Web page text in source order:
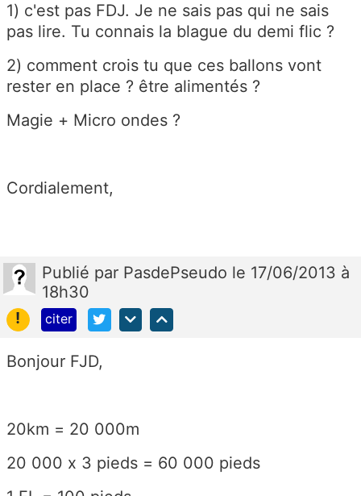
1) c'est pas FDJ. Je ne sais pas qui ne sais
pas lire. Tu connais la blague du demi flic ?
2) comment crois tu que ces ballons vont
rester en place ? être alimentés ?
Magie + Micro ondes ?
Cordialement,
Publié par PasdePseudo le 17/06/2013 à
18h30
!
citer
Bonjour FJD,
20km = 20 000m
20 000 x 3 pieds = 60 000 pieds